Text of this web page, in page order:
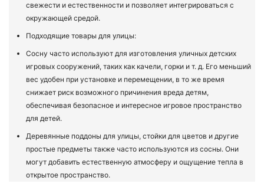
свежести и естественности и позволяет интегрироваться с
окружающей средой.
Подходящие товары для улицы:
Сосну часто используют для изготовления уличных детских
игровых сооружений, таких как качели, горки и т. д. Его меньший
вес удобен при установке и перемещении, в то же время
снижает риск возможного причинения вреда детям,
обеспечивая безопасное и интересное игровое пространство
для детей.
Деревянные поддоны для улицы, стойки для цветов и другие
простые предметы также часто используются из сосны. Они
могут добавить естественную атмосферу и ощущение тепла в
открытое пространство.